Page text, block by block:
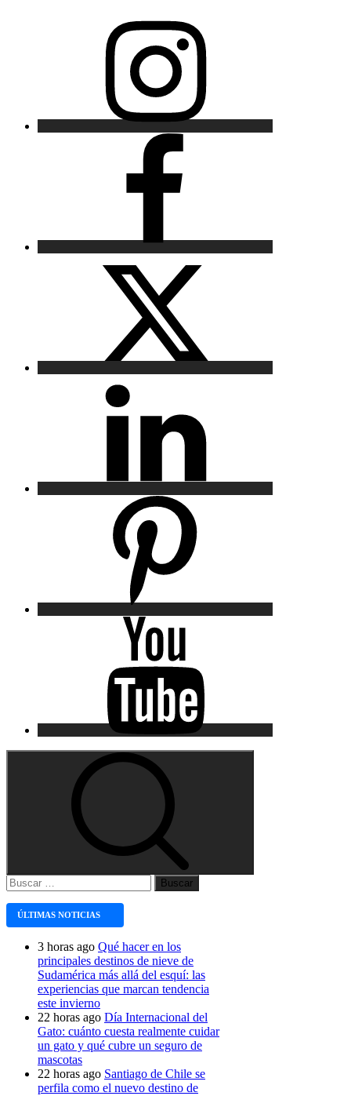
Buscar:
ÚLTIMAS NOTICIAS
3 horas ago Qué hacer en los
principales destinos de nieve de
Sudamérica más allá del esquí: las
experiencias que marcan tendencia
este invierno
22 horas ago Día Internacional del
Gato: cuánto cuesta realmente cuidar
un gato y qué cubre un seguro de
mascotas
22 horas ago Santiago de Chile se
perfila como el nuevo destino de